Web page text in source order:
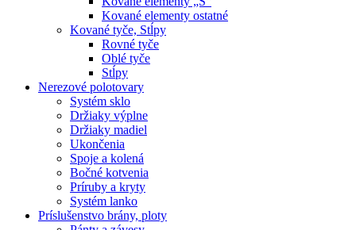
Kované elementy ostatné
Kované tyče, Stĺpy
Rovné tyče
Oblé tyče
Stĺpy
Nerezové polotovary
Systém sklo
Držiaky výplne
Držiaky madiel
Ukončenia
Spoje a kolená
Bočné kotvenia
Príruby a kryty
Systém lanko
Príslušenstvo brány, ploty